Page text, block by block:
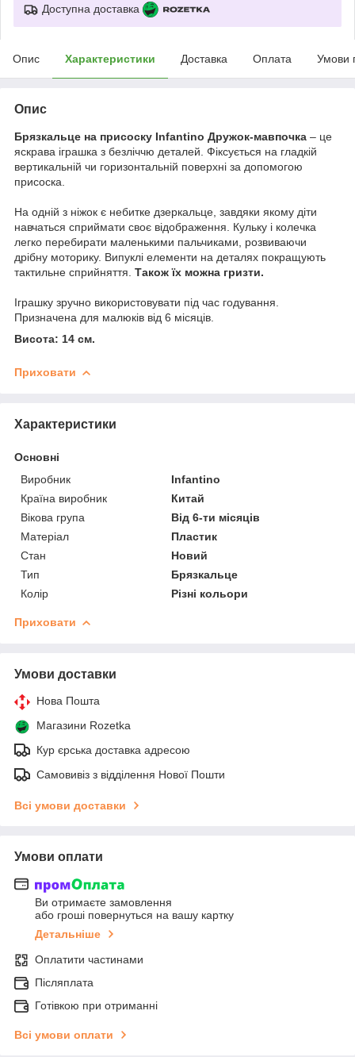
Доступна доставка
Опис Характеристики Доставка Оплата Умови
Опис
Брязкальце на присоску Infantino Дружок-мавпочка – це
яскрава іграшка з безліччю деталей. Фіксується на гладкій
вертикальній чи горизонтальній поверхні за допомогою
присоска.
На одній з ніжок є небитке дзеркальце, завдяки якому діти
навчаться сприймати своє відображення. Кульку і колечка
легко перебирати маленькими пальчиками, розвиваючи
дрібну моторику. Випуклі елементи на деталях покращують
тактильне сприйняття. Також їх можна гризти.
Іграшку зручно використовувати під час годування.
Призначена для малюків від 6 місяців.
Висота: 14 см.
Приховати
Характеристики
Основні
Виробник
Infantino
Країна виробник
Китай
Вікова група
Від 6-ти місяців
Матеріал
Пластик
Стан
Новий
Тип
Брязкальце
Колір
Різні кольори
Приховати
Умови доставки
Нова Пошта
Магазини Rozetka
Кур єрська доставка адресою
Самовивіз з відділення Нової Пошти
Всі умови доставки
Умови оплати
Ви отримаєте замовлення
або гроші повернуться на вашу картку
Детальніше
Оплатити частинами
Післяплата
Готівкою при отриманні
Всі умови оплати